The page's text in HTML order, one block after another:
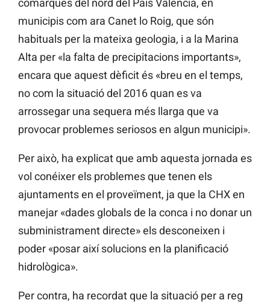
comarques del nord del País Valencià, en
municipis com ara Canet lo Roig, que són
habituals per la mateixa geologia, i a la Marina
Alta per «la falta de precipitacions importants»,
encara que aquest dèficit és «breu en el temps,
no com la situació del 2016 quan es va
arrossegar una sequera més llarga que va
provocar problemes seriosos en algun municipi».
Per això, ha explicat que amb aquesta jornada es
vol conéixer els problemes que tenen els
ajuntaments en el proveïment, ja que la CHX en
manejar «dades globals de la conca i no donar un
subministrament directe» els desconeixen i
poder «posar així solucions en la planificació
hidrològica».
Per contra, ha recordat que la situació per a reg